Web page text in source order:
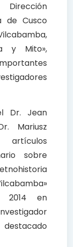
de Cusco
y Mito»,
Dr. Jean
Mariusz
sobre
2014 en